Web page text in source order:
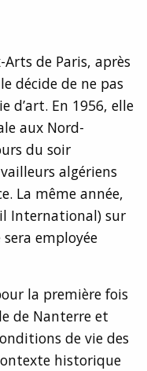
Arts de Paris, après
décide de ne pas
d’art. En 1956, elle
aux Nord-
du soir
algériens
La même année,
International) sur
employée
la première fois
de Nanterre et
de vie des
historique